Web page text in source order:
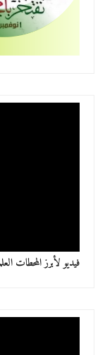
فيديو لأبرز المحطات